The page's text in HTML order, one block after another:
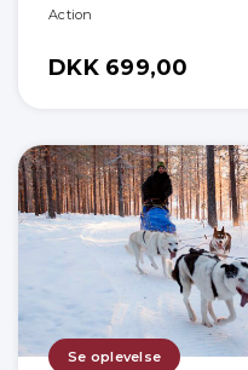
Action
DKK 699,00
Se oplevelse